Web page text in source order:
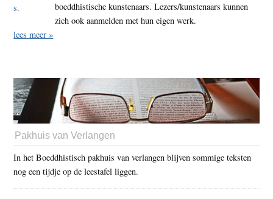
boeddhistische kunstenaars. Lezers/kunstenaars kunnen
zich ook aanmelden met hun eigen werk.
lees meer »
Pakhuis van Verlangen
In het Boeddhistisch pakhuis van verlangen blijven sommige teksten
nog een tijdje op de leestafel liggen.